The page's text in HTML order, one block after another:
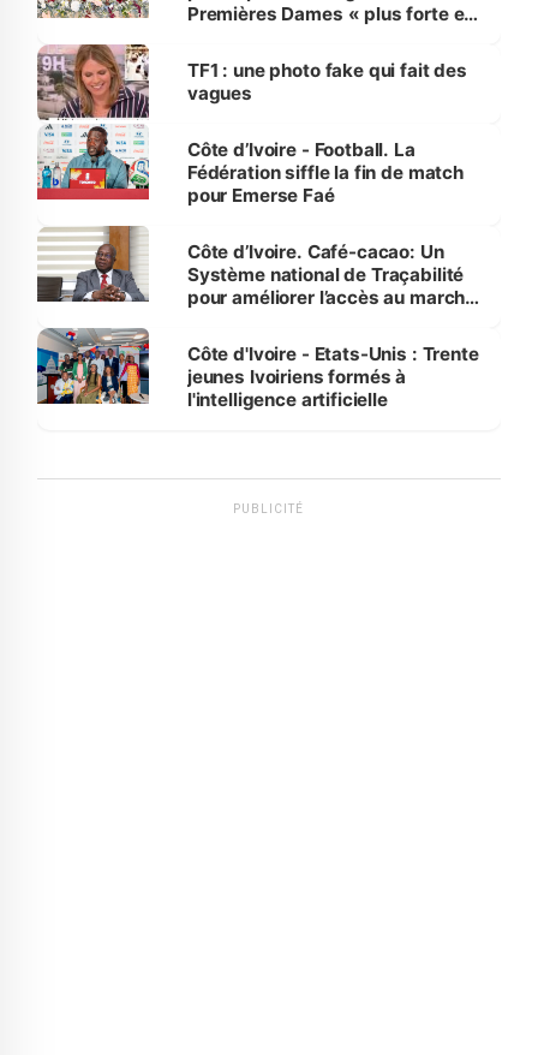
Premières Dames « plus forte et
sur la scène internationale »
TF1 : une photo fake qui fait des
vagues
Côte d’Ivoire - Football. La
Fédération siffle la fin de match
pour Emerse Faé
Côte d’Ivoire. Café-cacao: Un
Système national de Traçabilité
pour améliorer l’accès au marché
Côte d'Ivoire - Etats-Unis : Trente
jeunes Ivoiriens formés à
l'intelligence artificielle
PUBLICITÉ